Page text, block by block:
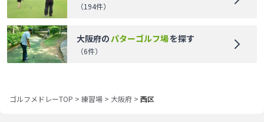
（194件）
大阪府のパターゴルフ場を探す
（6件）
ゴルフメドレーTOP > 練習場 > 大阪府 > 西区